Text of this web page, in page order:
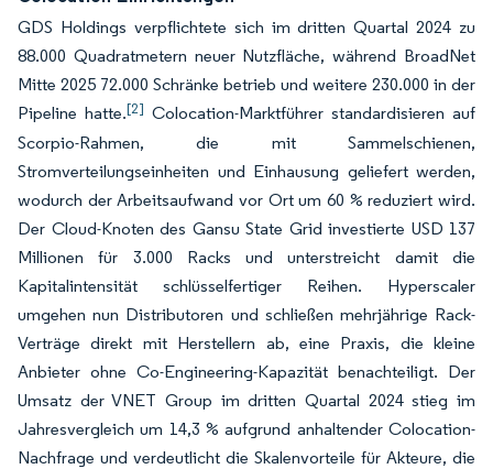
GDS Holdings verpflichtete sich im dritten Quartal 2024 zu
88.000 Quadratmetern neuer Nutzfläche, während BroadNet
Mitte 2025 72.000 Schränke betrieb und weitere 230.000 in der
Pipeline hatte.[2] Colocation-Marktführer standardisieren auf
Scorpio-Rahmen, die mit Sammelschienen,
Stromverteilungseinheiten und Einhausung geliefert werden,
wodurch der Arbeitsaufwand vor Ort um 60 % reduziert wird.
Der Cloud-Knoten des Gansu State Grid investierte USD 137
Millionen für 3.000 Racks und unterstreicht damit die
Kapitalintensität schlüsselfertiger Reihen. Hyperscaler
umgehen nun Distributoren und schließen mehrjährige Rack-
Verträge direkt mit Herstellern ab, eine Praxis, die kleine
Anbieter ohne Co-Engineering-Kapazität benachteiligt. Der
Umsatz der VNET Group im dritten Quartal 2024 stieg im
Jahresvergleich um 14,3 % aufgrund anhaltender Colocation-
Nachfrage und verdeutlicht die Skalenvorteile für Akteure, die